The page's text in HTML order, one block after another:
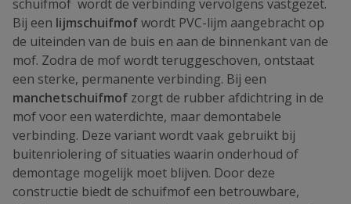
schuifmof wordt de verbinding vervolgens vastgezet.
Bij een lijmschuifmofwordt PVC-lijm aangebracht op
de uiteinden van de buis en aan de binnenkant van de
mof. Zodra de mof wordt teruggeschoven, ontstaat
een sterke, permanente verbinding. Bij een
manchetschuifmof zorgt de rubber afdichtring in de
mof voor een waterdichte, maar demontabele
verbinding. Deze variant wordt vaak gebruikt bij
buitenriolering of situaties waarin onderhoud of
demontage mogelijk moet blijven. Door deze
constructie biedt de schuifmof een betrouwbare,